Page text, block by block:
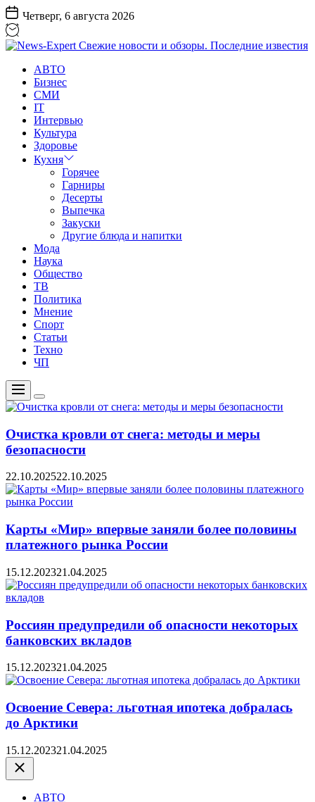
Перейти
к
содержанию
Четверг, 6 августа 2026
Expert
Свежие
новости
обзоры.
Последние
известия
АВТО
Бизнес
СМИ
IT
Интервью
Культура
Здоровье
Кухня
Горячее
Гарниры
Десерты
Выпечка
Закуски
Другие блюда и напитки
Мода
Наука
Общество
ТВ
Политика
Мнение
Спорт
Статьи
Техно
ЧП
Меню
Цвет
переключателя
Очистка кровли от снега: методы и меры
безопасности
22.10.202522.10.2025
Карты «Мир» впервые заняли более половины
платежного рынка России
15.12.202321.04.2025
Россиян предупредили об опасности некоторых
банковских вкладов
15.12.202321.04.2025
Освоение Севера: льготная ипотека добралась
до Арктики
15.12.202321.04.2025
Закрыть
АВТО